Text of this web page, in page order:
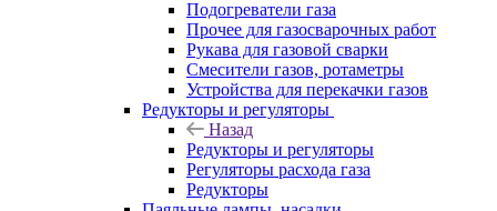
Подогреватели газа
Прочее для газосварочных работ
Рукава для газовой сварки
Смесители газов, ротаметры
Устройства для перекачки газов
Редукторы и регуляторы
Назад
Редукторы и регуляторы
Регуляторы расхода газа
Редукторы